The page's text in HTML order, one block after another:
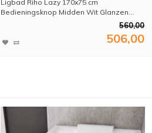
Ligbad Riho Lazy 170x75 cm
Bedieningsknop Midden Wit Glanzen...
560,00
506,00